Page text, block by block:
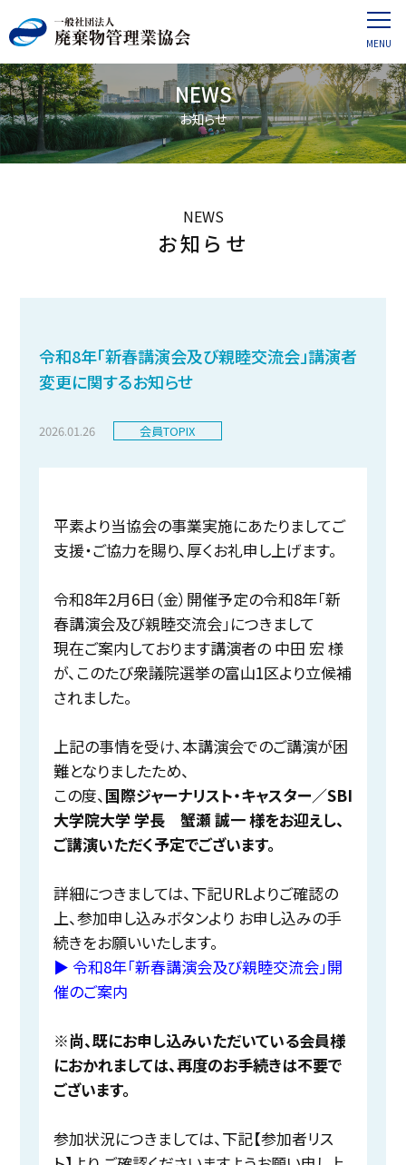
NEWS
お知らせ
NEWS
お知らせ
令和8年「新春講演会及び親睦交流会」講演者
変更に関するお知らせ
2026.01.26 会員TOPIX
平素より当協会の事業実施にあたりましてご
支援・ご協力を賜り、厚くお礼申し上げます。
令和8年2月6日（金）開催予定の令和8年「新
春講演会及び親睦交流会」につきまして
現在ご案内しております講演者の 中田 宏 様
が、このたび衆議院選挙の富山1区より立候補
されました。
上記の事情を受け、本講演会でのご講演が困
難となりましたため、
この度、国際ジャーナリスト・キャスター／SBI
大学院大学 学長 蟹瀬 誠一 様をお迎えし、
ご講演いただく予定でございます。
詳細につきましては、下記URLよりご確認の
上、参加申し込みボタンより お申し込みの手
続きをお願いいたします。
▶︎ 令和8年「新春講演会及び親睦交流会」開
催のご案内
※尚、既にお申し込みいただいている会員様
におかれましては、再度のお手続きは不要で
ございます。
参加状況につきましては、下記【参加者リス